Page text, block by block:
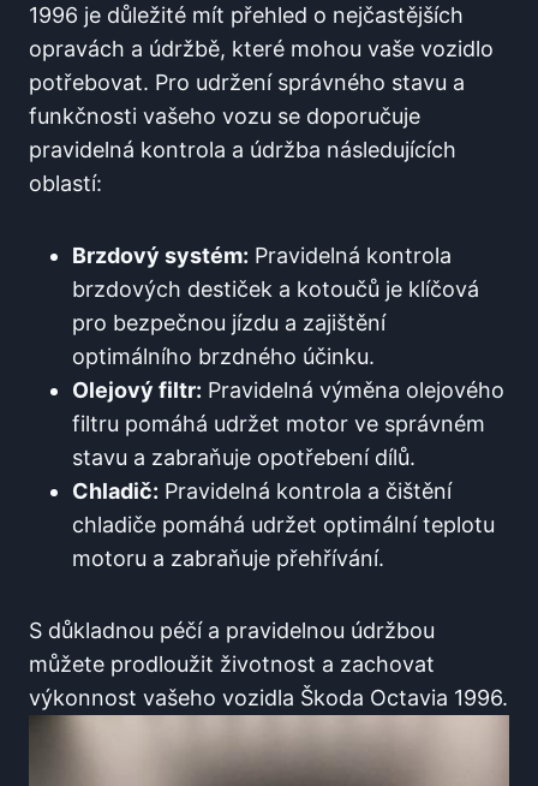
1996 je důležité mít přehled o nejčastějších
opravách a údržbě, které mohou vaše vozidlo
potřebovat. Pro udržení správného stavu a
funkčnosti vašeho vozu se doporučuje
pravidelná kontrola a údržba následujících
oblastí:
Brzdový systém: Pravidelná kontrola
brzdových destiček a kotoučů je klíčová
pro bezpečnou jízdu a zajištění
optimálního brzdného účinku.
Olejový filtr: Pravidelná výměna olejového
filtru pomáhá udržet motor ve správném
stavu a zabraňuje opotřebení dílů.
Chladič: Pravidelná kontrola a čištění
chladiče pomáhá udržet optimální teplotu
motoru a zabraňuje přehřívání.
S důkladnou péčí a pravidelnou údržbou
můžete prodloužit životnost a zachovat
výkonnost vašeho vozidla Škoda Octavia 1996.